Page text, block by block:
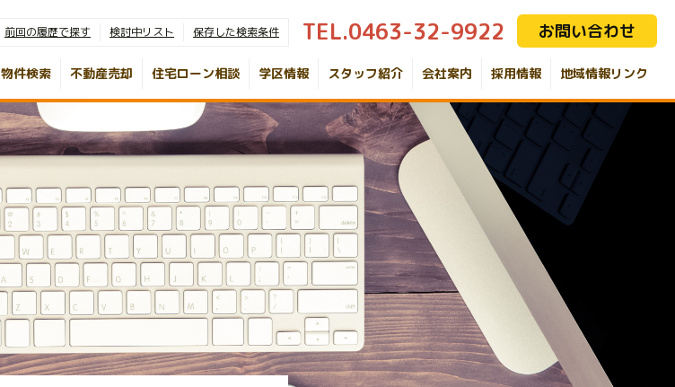
前回の履歴で探す 検討中リスト 保存した検索条件 TEL.0463-32-9922 お問い合わせ
物件検索 不動産売却 住宅ローン相談 学区情報 スタッフ紹介 会社案内 採用情報 地域情報リンク